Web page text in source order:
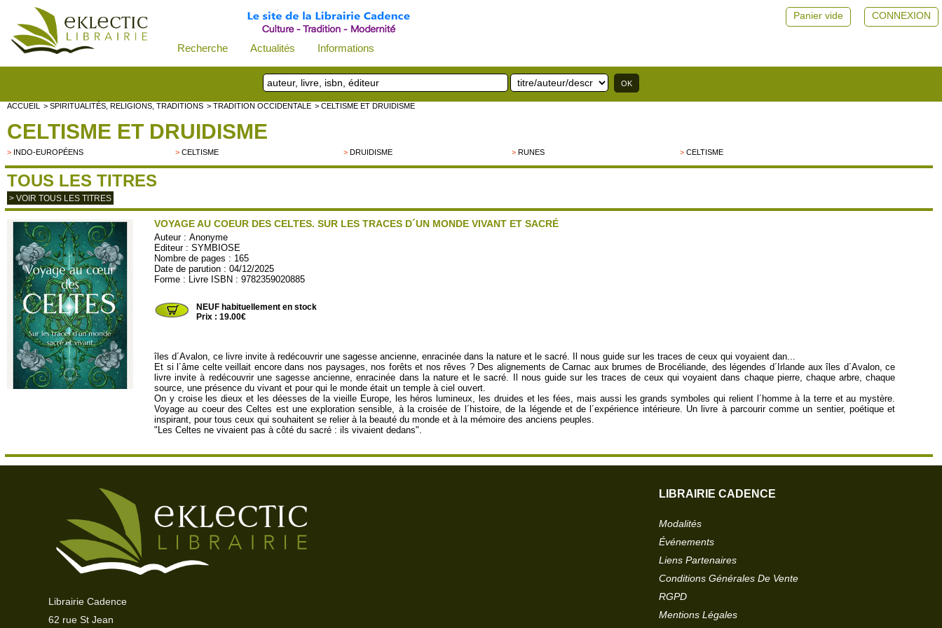
Recherche Actualités Informations
CONNEXION
Panier vide
ACCUEIL > SPIRITUALITÉS, RELIGIONS, TRADITIONS > TRADITION OCCIDENTALE > CELTISME ET DRUIDISME
CELTISME ET DRUIDISME
> INDO-EUROPÉENS >CELTISME >DRUIDISME >RUNES >CELTISME
TOUS LES TITRES
> VOIR TOUS LES TITRES
VOYAGE AU COEUR DES CELTES. SUR LES TRACES D´UN MONDE VIVANT ET SACRÉ
Auteur :Anonyme
Editeur :SYMBIOSE
Nombre de pages : 165
Date de parution : 04/12/2025
Forme : Livre ISBN : 9782359020885
NEUF habituellement en stock
Prix : 19.00€
îles d´Avalon, ce livre invite à redécouvrir une sagesse ancienne, enracinée dans la nature et le sacré. Il nous guide sur les traces de ceux qui voyaient dan...
Et si l´âme celte veillait encore dans nos paysages, nos forêts et nos rêves ? Des alignements de Carnac aux brumes de Brocéliande, des légendes d´Irlande aux îles d´Avalon, ce
livre invite à redécouvrir une sagesse ancienne, enracinée dans la nature et le sacré. Il nous guide sur les traces de ceux qui voyaient dans chaque pierre, chaque arbre, chaque
source, une présence du vivant et pour qui le monde était un temple à ciel ouvert.
On y croise les dieux et les déesses de la vieille Europe, les héros lumineux, les druides et les fées, mais aussi les grands symboles qui relient l´homme à la terre et au mystère.
Voyage au coeur des Celtes est une exploration sensible, à la croisée de l´histoire, de la légende et de l´expérience intérieure. Un livre à parcourir comme un sentier, poétique et
inspirant, pour tous ceux qui souhaitent se relier à la beauté du monde et à la mémoire des anciens peuples.
"Les Celtes ne vivaient pas à côté du sacré : ils vivaient dedans".
Librairie Cadence
62 rue St Jean
LIBRAIRIE CADENCE
Modalités
Événements
Liens Partenaires
Conditions Générales De Vente
RGPD
Mentions Légales